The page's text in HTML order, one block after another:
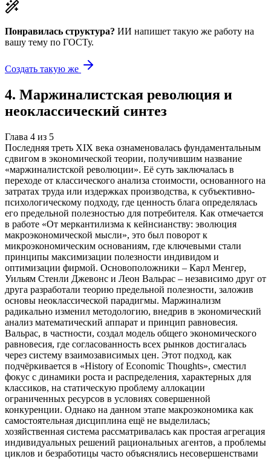
Понравилась структура? ИИ напишет такую же работу на
вашу тему по ГОСТу.
Создать такую же
4. Маржиналистская революция и
неоклассический синтез
Глава 4 из 5
Последняя треть XIX века ознаменовалась фундаментальным
сдвигом в экономической теории, получившим название
«маржиналистской революции». Её суть заключалась в
переходе от классического анализа стоимости, основанного на
затратах труда или издержках производства, к субъективно-
психологическому подходу, где ценность блага определялась
его предельной полезностью для потребителя. Как отмечается
в работе «От меркантилизма к кейнсианству: эволюция
макроэкономической мысли», это был поворот к
микроэкономическим основаниям, где ключевыми стали
принципы максимизации полезности индивидом и
оптимизации фирмой. Основоположники – Карл Менгер,
Уильям Стенли Джевонс и Леон Вальрас – независимо друг от
друга разработали теорию предельной полезности, заложив
основы неоклассической парадигмы. Маржинализм
радикально изменил методологию, внедрив в экономический
анализ математический аппарат и принцип равновесия.
Вальрас, в частности, создал модель общего экономического
равновесия, где согласованность всех рынков достигалась
через систему взаимозависимых цен. Этот подход, как
подчёркивается в «History of Economic Thoughts», сместил
фокус с динамики роста и распределения, характерных для
классиков, на статическую проблему аллокации
ограниченных ресурсов в условиях совершенной
конкуренции. Однако на данном этапе макроэкономика как
самостоятельная дисциплина ещё не выделилась;
хозяйственная система рассматривалась как простая агрегация
индивидуальных решений рациональных агентов, а проблемы
циклов и безработицы часто объяснялись несовершенствами